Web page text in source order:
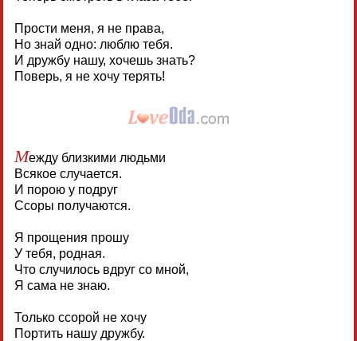
Прости меня, я не права,
Но знай одно: люблю тебя.
И дружбу нашу, хочешь знать?
Поверь, я не хочу терять!
Между близкими людьми
Всякое случается.
И порою у подруг
Ссоры получаются.
Я прощения прошу
У тебя, родная.
Что случилось вдруг со мной,
Я сама не знаю.
Только ссорой не хочу
Портить нашу дружбу.